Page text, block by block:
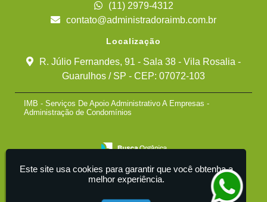
(11) 2979-4312
contato@administradoraimb.com.br
Localização
R. Júlio Fernandes, 91 - Sala 38 - Vila Rosalia -
Guarulhos / SP - CEP: 07072-103
IMB - Serviços De Apoio Administrativo A Empresas -
Administração de Condomínios
Este site usa cookies para garantir que você obtenha a
melhor experiência.